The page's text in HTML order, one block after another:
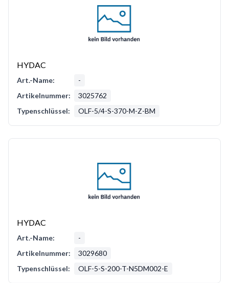
HYDAC
Art.-Name:
-
Artikelnummer:
3025762
Typenschlüssel:
OLF-5/4-S-370-M-Z-BM
HYDAC
Art.-Name:
-
Artikelnummer:
3029680
Typenschlüssel:
OLF-5-S-200-T-N5DM002-E